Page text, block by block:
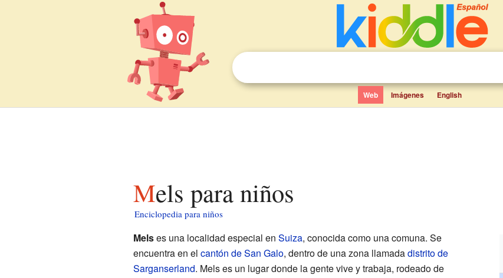
Web Imágenes English
Mels para niños
Enciclopedia para niños
Melses una localidad especial en Suiza, conocida como una comuna. Se
encuentra en el cantón de San Galo, dentro de una zona llamadadistrito de
Sarganserland. Mels es un lugar donde la gente vive y trabaja, rodeado de